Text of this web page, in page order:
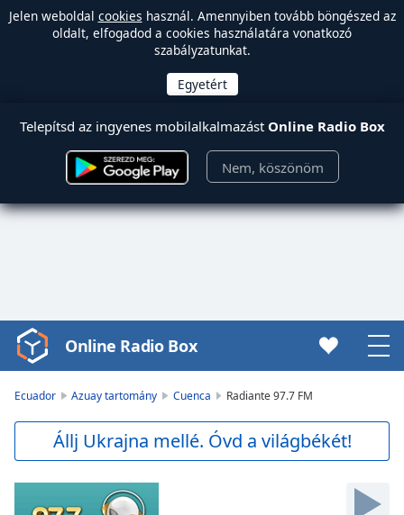
Jelen weboldal cookies használ. Amennyiben tovább böngészed az
oldalt, elfogadod a cookies használatára vonatkozó
szabályzatunkat.
Telepítsd az ingyenes mobilalkalmazást Online Radio Box
Nem, köszönöm
Video
Player
Online Radio Box
Ecuador Azuay tartomány Cuenca Radiante 97.7 FM
Állj Ukrajna mellé. Óvd a világbékét!